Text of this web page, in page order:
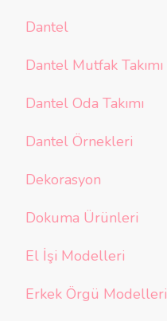
Dantel
Dantel Mutfak Takımı
Dantel Oda Takımı
Dantel Örnekleri
Dekorasyon
Dokuma Ürünleri
El İşi Modelleri
Erkek Örgü Modelleri